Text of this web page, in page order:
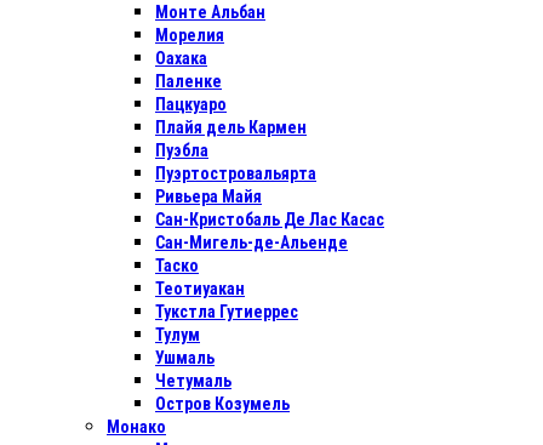
Монте Альбан
Морелия
Оахака
Паленке
Пацкуаро
Плайя дель Кармен
Пуэбла
Пуэртостровальярта
Ривьера Майя
Сан-Кристобаль Де Лас Касас
Сан-Мигель-де-Альенде
Таско
Теотиуакан
Тукстла Гутиеррес
Тулум
Ушмаль
Четумаль
Остров Козумель
Монако